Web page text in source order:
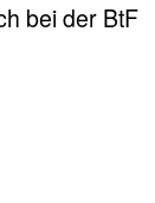
bei der BtF